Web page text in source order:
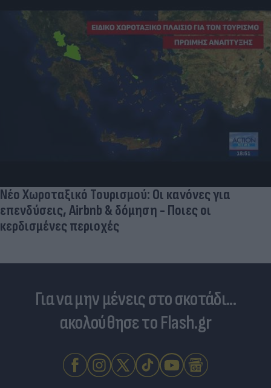
Νέο Χωροταξικό Τουρισμού: Οι κανόνες για
επενδύσεις, Airbnb & δόμηση - Ποιες οι
κερδισμένες περιοχές
Για να μην μένεις στο σκοτάδι...
ακολούθησε το Flash.gr